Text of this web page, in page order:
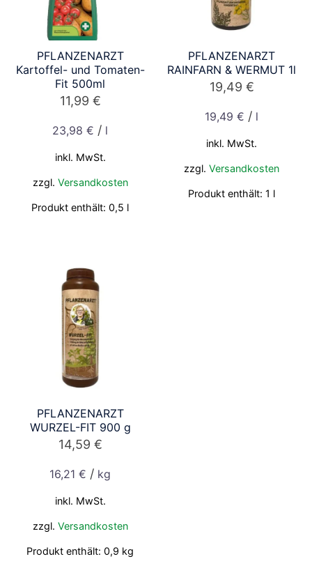
PFLANZENARZT
Kartoffel- und Tomaten-
Fit 500ml
11,99 €
23,98€ / l
inkl. MwSt.
zzgl. Versandkosten
Produkt enthält: 0,5 l
PFLANZENARZT
RAINFARN & WERMUT 1l
19,49 €
19,49€ / l
inkl. MwSt.
zzgl.Versandkosten
Produkt enthält: 1 l
PFLANZENARZT
WURZEL-FIT 900 g
14,59 €
16,21€ / kg
inkl. MwSt.
zzgl. Versandkosten
Produkt enthält: 0,9 kg